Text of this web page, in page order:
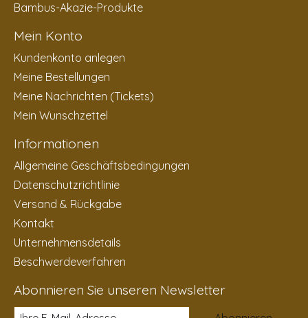
Bambus-Akazie-Produkte
Mein Konto
Kundenkonto anlegen
Meine Bestellungen
Meine Nachrichten (Tickets)
Mein Wunschzettel
Informationen
Allgemeine Geschäftsbedingungen
Datenschutzrichtlinie
Versand & Rückgabe
Kontakt
Unternehmensdetails
Beschwerdeverfahren
Abonnieren Sie unseren Newsletter